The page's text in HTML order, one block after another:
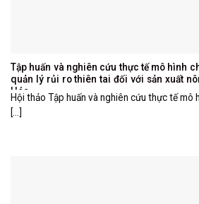
Tập huấn và nghiên cứu thực tế mô hình
quản lý rủi ro thiên tai đối với sản xuất
Hóa
Hội thảo Tập huấn và nghiên cứu thực tế mô
[...]